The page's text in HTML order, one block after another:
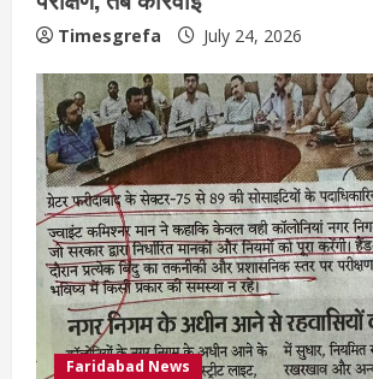
Timesgrefa July 24, 2026
Faridabad News